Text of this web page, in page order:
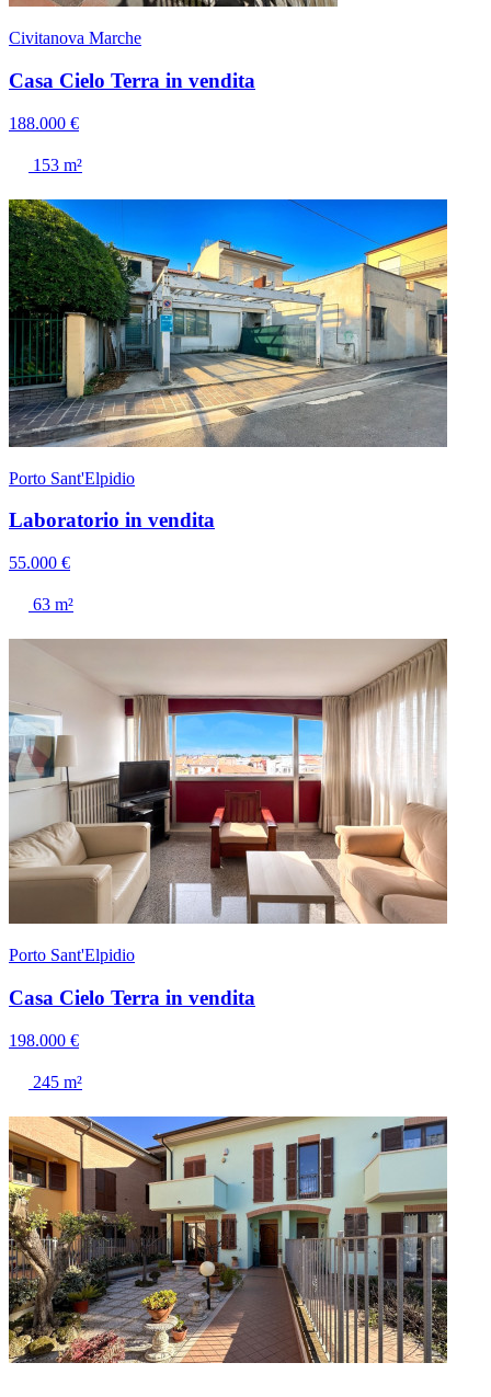
Civitanova Marche
Casa Cielo Terra in vendita
188.000 €
153 m²
Porto Sant'Elpidio
Laboratorio in vendita
55.000 €
63 m²
Porto Sant'Elpidio
Casa Cielo Terra in vendita
198.000 €
245 m²